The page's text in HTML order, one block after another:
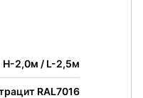
H-2,0м / L-2,5м
RAL7016